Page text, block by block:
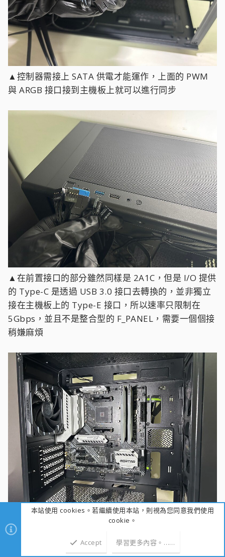
▲控制器需接上 SATA 供電才能運作，上面的 PWM
與 ARGB 接口接到主機板上就可以進行同步
▲在前置接口的部分雖然同樣是 2A1C，但是 I/O 提供
的 Type-C 是透過 USB 3.0 接口去轉換的，並非獨立
接在主機板上的 Type-E 接口，所以速率只限制在
5Gbps，並且不是整合型的 F_PANEL，需要一個個接
稍嫌麻煩
▲裝上 M-ATX 主機板後，開孔位置對於右側的走線孔
都能對應上，在安裝上沒有什麼問題
本站使用 cookies。若繼續使用本站，則視為您同意我們使用
cookie。
Accept 學習更多內容。……